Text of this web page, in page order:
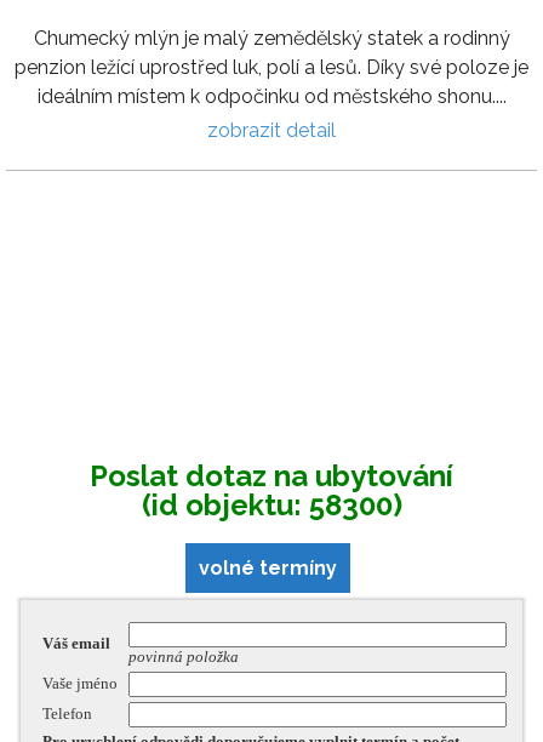
Chumecký mlýn je malý zemědělský statek a rodinný
penzion ležící uprostřed luk, polí a lesů. Díky své poloze je
ideálním místem k odpočinku od městského shonu....
zobrazit detail
Poslat dotaz na ubytování
(id objektu: 58300)
volné termíny